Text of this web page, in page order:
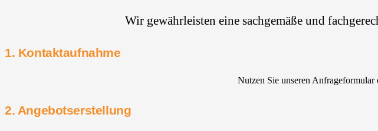
Wir gewährleisten eine sachgemäße und
1. Kontaktaufnahme
Nutzen Sie unseren
2. Angebotserstellung